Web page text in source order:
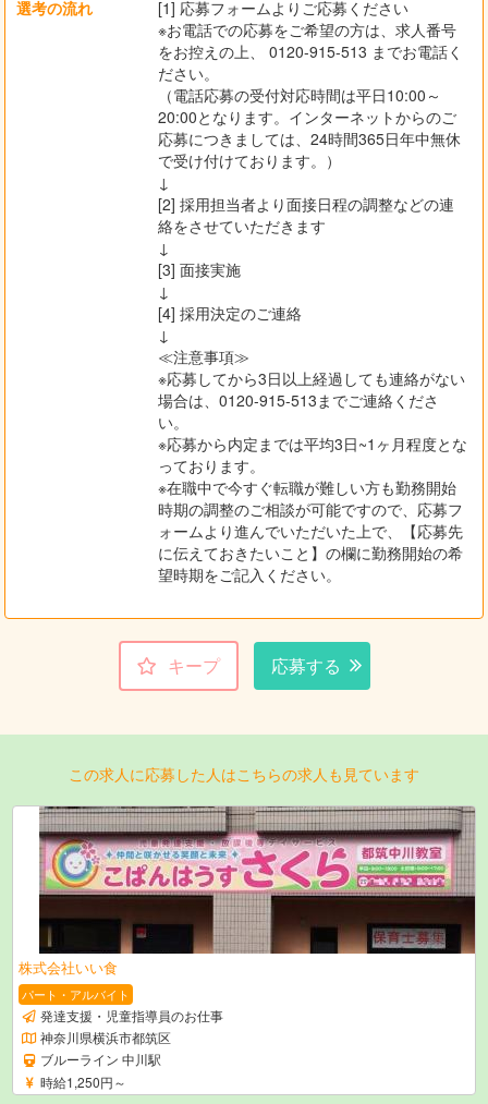
選考の流れ
[1] 応募フォームよりご応募ください
※お電話での応募をご希望の方は、求人番号
をお控えの上、 0120-915-513 までお電話く
ださい。
（電話応募の受付対応時間は平日10:00～
20:00となります。インターネットからのご
応募につきましては、24時間365日年中無休
で受け付けております。）
↓
[2] 採用担当者より面接日程の調整などの連
絡をさせていただきます
↓
[3] 面接実施
↓
[4] 採用決定のご連絡
↓
≪注意事項≫
※応募してから3日以上経過しても連絡がない
場合は、0120-915-513までご連絡くださ
い。
※応募から内定までは平均3日~1ヶ月程度とな
っております。
※在職中で今すぐ転職が難しい方も勤務開始
時期の調整のご相談が可能ですので、応募フ
ォームより進んでいただいた上で、【応募先
に伝えておきたいこと】の欄に勤務開始の希
望時期をご記入ください。
キープ 応募する
この求人に応募した人はこちらの求人も見ています
株式会社いい食
パート・アルバイト
発達支援・児童指導員のお仕事
神奈川県横浜市都筑区
ブルーライン 中川駅
時給1,250円～